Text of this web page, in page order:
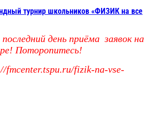
турнир школьников «ФИЗИК на все
день приёма заявок на
Поторопитесь!
fmcenter.tspu.ru/fizik-na-vse-